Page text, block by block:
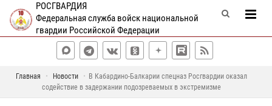
РОСГВАРДИЯ
Федеральная служба войск национальной
гвардии Российской Федерации
Главная Новости
В Кабардино-Балкарии спецназ Росгвардии оказал
содействие в задержании подозреваемых в экстремизме